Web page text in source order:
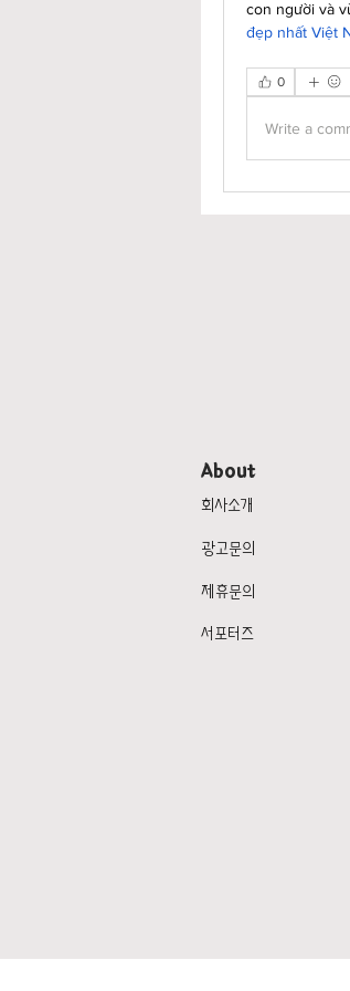
con người và
đẹp nhất Việt
0
Write a
About
회사소개
광고문의
제휴문의
서포터즈